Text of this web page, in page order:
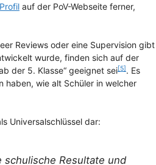
auf der PoV-Webseite ferner,
Reviews oder eine Supervision gibt
wurde, finden sich auf der
der 5. Klasse“ geeignet sei[5]. Es
wie alt Schüler in welcher
Universalschlüssel dar:
Resultate und